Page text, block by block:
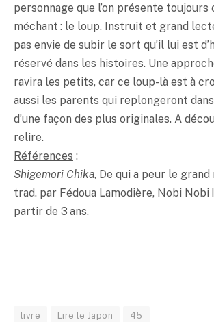
personnage que l’on présente toujours
méchant : le loup. Instruit et grand
pas envie de subir le sort qu’il lui est
réservé dans les histoires. Une
ravira les petits, car ce loup-là est à
aussi les parents qui replongeront
d’une façon des plus originales. A
relire.
Références :
Shigemori Chika, De qui a peur le
trad. par Fédoua Lamodière, Nobi Nobi
partir de 3 ans.
livre Lire le Japon 45